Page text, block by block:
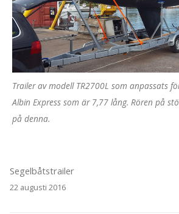
Trailer av modell TR2700L som anpassats
Albin Express som är 7,77 lång. Rören på
på denna.
Segelbåtstrailer
22 augusti 2016